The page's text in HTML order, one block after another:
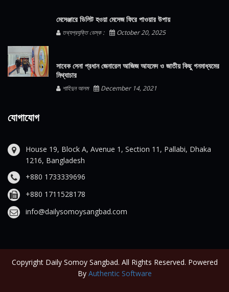
মেসেঞ্জারে ডিলিট হওয়া মেসেজ ফিরে পাওয়ার উপায়
তথ্যপ্রযুক্তি ডেস্ক : October 20, 2025
সাবেক সেনা প্রধান জেনারেল আজিজ আহমেদ ও জাতীয় কিছু গনমাধ্যমের
মিথ্যাচার
শাহিদুন আলম December 14, 2021
যোগাযোগ
House 19, Block A, Avenue 1, Section 11, Pallabi, Dhaka
1216, Bangladesh
+880 1733339696
+880 1711528178
info@dailysomoysangbad.com
Copyright Daily Somoy Sangbad. All Rights Reserved. Powered
By Authentic Software